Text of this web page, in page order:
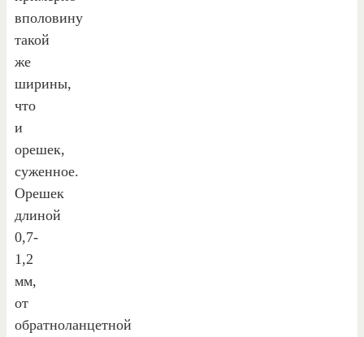
вполовину
такой
же
ширины,
что
и
орешек,
суженное.
Орешек
длиной
0,7-
1,2
мм,
от
обратноланцетной